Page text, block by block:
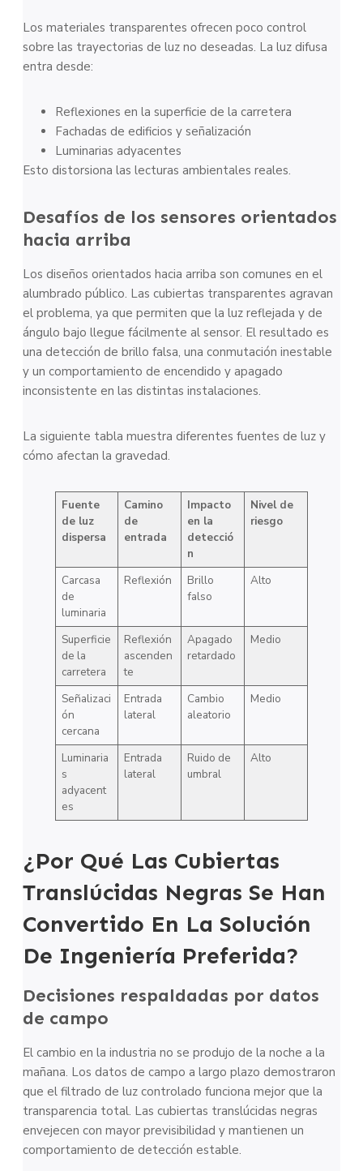
Los materiales transparentes ofrecen poco control
sobre las trayectorias de luz no deseadas. La luz difusa
entra desde:
Reflexiones en la superficie de la carretera
Fachadas de edificios y señalización
Luminarias adyacentes
Esto distorsiona las lecturas ambientales reales.
Desafíos de los sensores orientados
hacia arriba
Los diseños orientados hacia arriba son comunes en el
alumbrado público. Las cubiertas transparentes agravan
el problema, ya que permiten que la luz reflejada y de
ángulo bajo llegue fácilmente al sensor. El resultado es
una detección de brillo falsa, una conmutación inestable
y un comportamiento de encendido y apagado
inconsistente en las distintas instalaciones.
La siguiente tabla muestra diferentes fuentes de luz y
cómo afectan la gravedad.
Fuente
de luz
dispersa
Camino
de
entrada
Impacto
en la
detecció
n
Nivel de
riesgo
Carcasa
de
luminaria
Reflexión
Brillo
falso
Alto
Superficie
de la
carretera
Reflexión
ascenden
te
Apagado
retardado
Medio
Señalizaci
ón
cercana
Entrada
lateral
Cambio
aleatorio
Medio
Luminaria
s
adyacent
es
Entrada
lateral
Ruido de
umbral
Alto
¿Por Qué Las Cubiertas
Translúcidas Negras Se Han
Convertido En La Solución
De Ingeniería Preferida?
Decisiones respaldadas por datos
de campo
El cambio en la industria no se produjo de la noche a la
mañana. Los datos de campo a largo plazo demostraron
que el filtrado de luz controlado funciona mejor que la
transparencia total. Las cubiertas translúcidas negras
envejecen con mayor previsibilidad y mantienen un
comportamiento de detección estable.